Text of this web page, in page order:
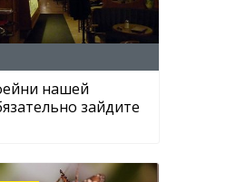
нашей
зайдите